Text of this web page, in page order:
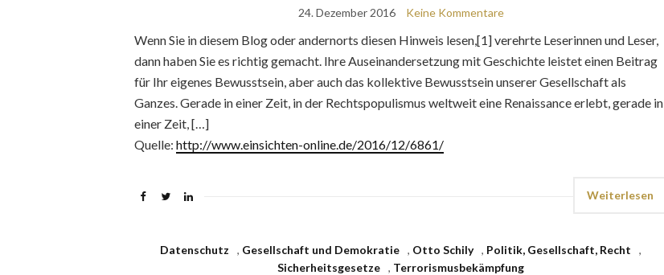
24. Dezember 2016 Keine Kommentare
Wenn Sie in diesem Blog oder andernorts diesen Hinweis lesen,[1] verehrte Leserinnen und Leser,
dann haben Sie es richtig gemacht. Ihre Auseinandersetzung mit Geschichte leistet einen Beitrag
für Ihr eigenes Bewusstsein, aber auch das kollektive Bewusstsein unserer Gesellschaft als
Ganzes. Gerade in einer Zeit, in der Rechtspopulismus weltweit eine Renaissance erlebt, gerade in
einer Zeit, […]
Quelle: http://www.einsichten-online.de/2016/12/6861/
Weiterlesen
Datenschutz , Gesellschaft und Demokratie , Otto Schily , Politik, Gesellschaft, Recht
,
Sicherheitsgesetze , Terrorismusbekämpfung